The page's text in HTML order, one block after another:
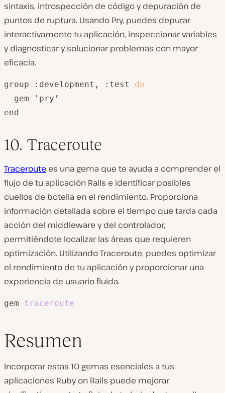
sintaxis, introspección de código y depuración de
puntos de ruptura. Usando Pry, puedes depurar
interactivamente tu aplicación, inspeccionar variables
y diagnosticar y solucionar problemas con mayor
eficacia.
group :development, :test do
  gem 'pry’
end
10. Traceroute
Traceroute es una gema que te ayuda a comprender el
flujo de tu aplicación Rails e identificar posibles
cuellos de botella en el rendimiento. Proporciona
información detallada sobre el tiempo que tarda cada
acción del middleware y del controlador,
permitiéndote localizar las áreas que requieren
optimización. Utilizando Traceroute, puedes optimizar
el rendimiento de tu aplicación y proporcionar una
experiencia de usuario fluida.
gem traceroute
Resumen
Incorporar estas 10 gemas esenciales a tus
aplicaciones Ruby on Rails puede mejorar